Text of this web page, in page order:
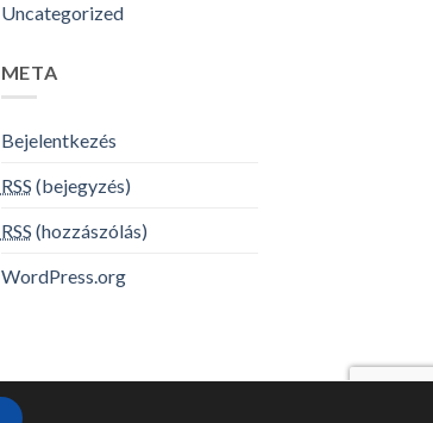
Uncategorized
META
Bejelentkezés
RSS (bejegyzés)
RSS (hozzászólás)
WordPress.org